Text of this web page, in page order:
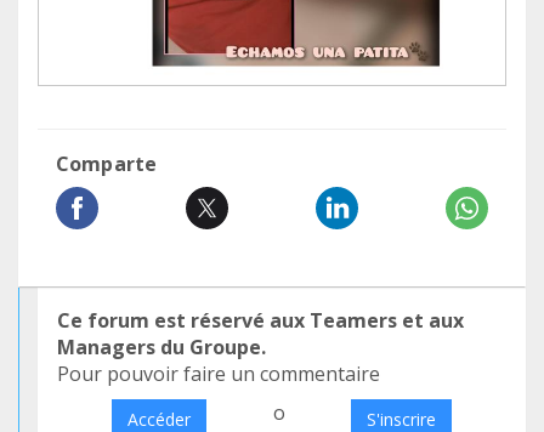
Comparte
Ce forum est réservé aux Teamers et aux
Managers du Groupe.
Pour pouvoir faire un commentaire
Accéder o S'inscrire